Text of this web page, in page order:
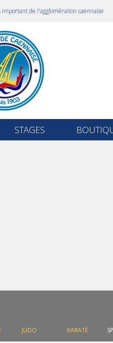
de l'agglomération caennaise
STAGES
JUDO KARATÉ